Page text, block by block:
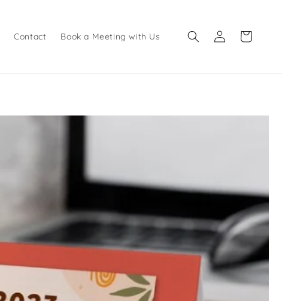
Contact Book a Meeting with Us
Log
in
Cart